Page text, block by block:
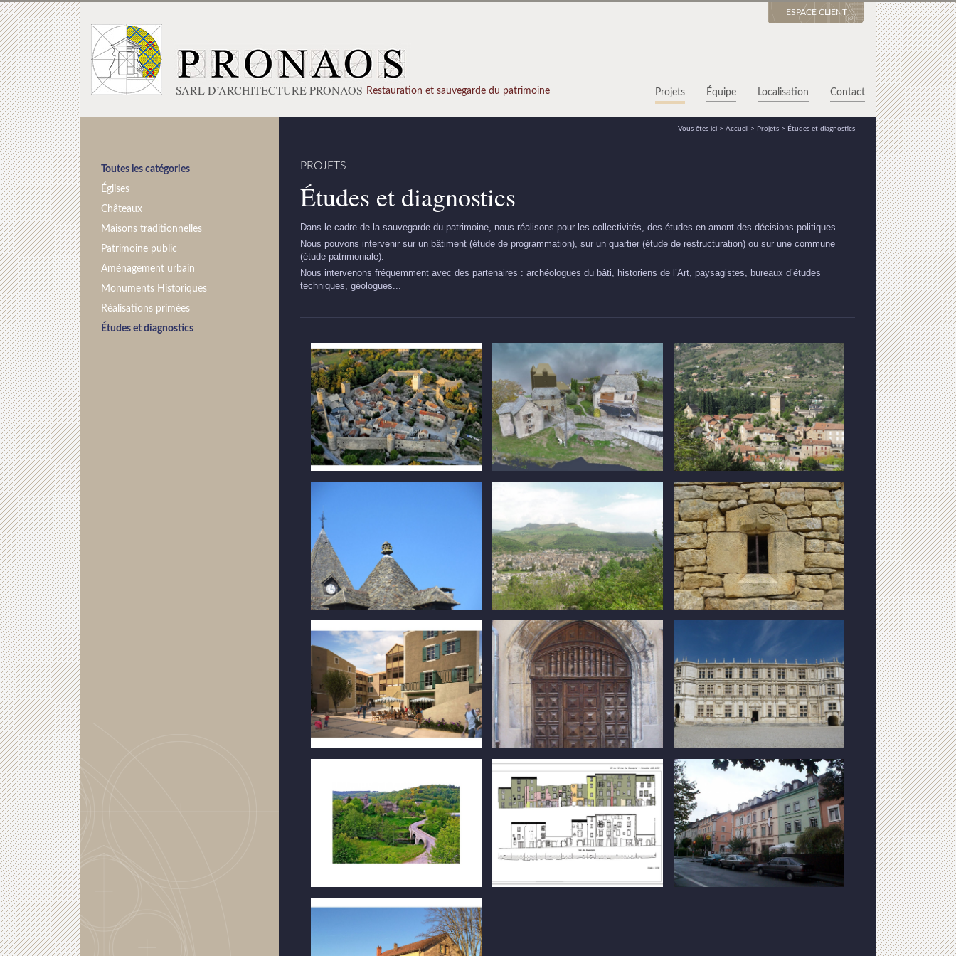
ESPACE CLIENT
SARL D’ARCHITECTURE PRONAOS Restauration et sauvegarde du patrimoine Projets Équipe Localisation Contact
Toutes les catégories
Églises
Châteaux
Maisons traditionnelles
Patrimoine public
Aménagement urbain
Monuments Historiques
Réalisations primées
Études et diagnostics
Vous êtes ici > Accueil > Projets > Études et diagnostics
PROJETS
Études et diagnostics
Dans le cadre de la sauvegarde du patrimoine, nous réalisons pour les collectivités, des études en amont des décisions politiques.
Nous pouvons intervenir sur un bâtiment (étude de programmation), sur un quartier (étude de restructuration) ou sur une commune
(étude patrimoniale).
Nous intervenons fréquemment avec des partenaires : archéologues du bâti, historiens de l’Art, paysagistes, bureaux d’études
techniques, géologues...